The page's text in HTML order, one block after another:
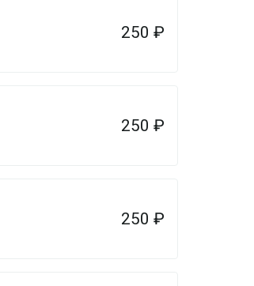
250 ₽
250 ₽
250 ₽